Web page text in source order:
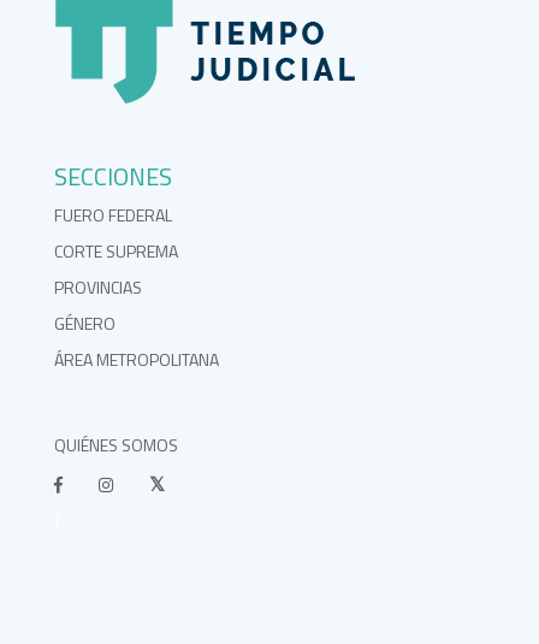
SECCIONES
FUERO FEDERAL
CORTE SUPREMA
PROVINCIAS
GÉNERO
ÁREA METROPOLITANA
QUIÉNES SOMOS